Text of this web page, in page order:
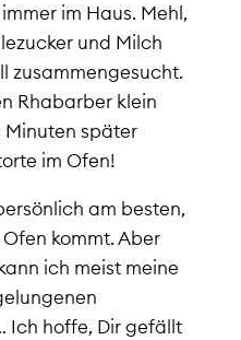
im Haus. Mehl,
und Milch
zusammengesucht.
Rhabarber klein
später
im Ofen!
am besten,
kommt. Aber
ich meist meine
Ich hoffe, Dir gefällt